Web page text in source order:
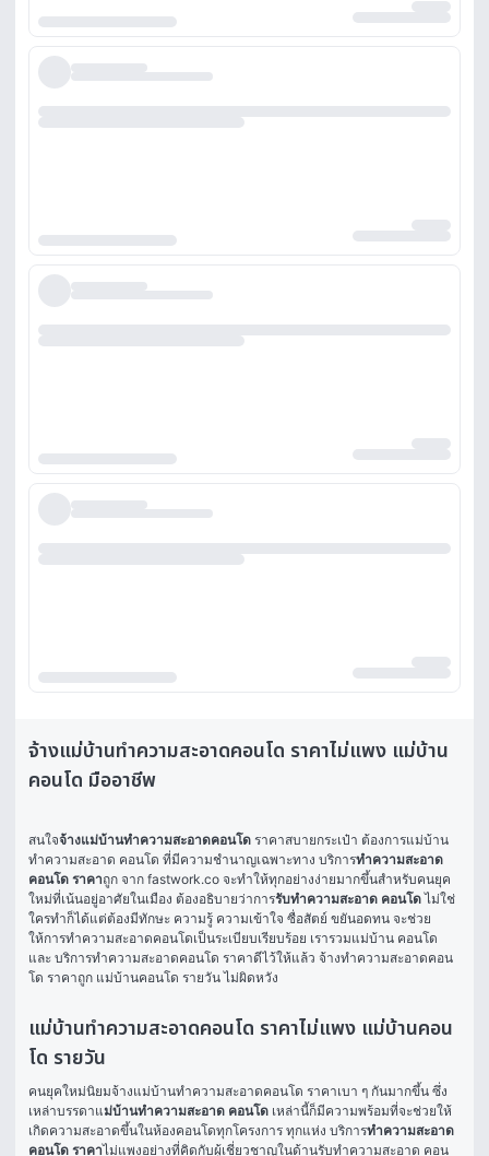
จ้างแม่บ้านทำความสะอาดคอนโด ราคาไม่แพง แม่บ้าน
คอนโด มืออาชีพ
สนใจจ้างแม่บ้านทำความสะอาดคอนโด ราคาสบายกระเป๋า ต้องการแม่บ้าน
ทำความสะอาด คอนโด ที่มีความชำนาญเฉพาะทาง บริการทำความสะอาด
คอนโด ราคาถูก จาก fastwork.co จะทำให้ทุกอย่างง่ายมากขึ้นสำหรับคนยุค
ใหม่ที่เน้นอยู่อาศัยในเมือง ต้องอธิบายว่าการรับทำความสะอาด คอนโด ไม่ใช่
ใครทำก็ได้แต่ต้องมีทักษะ ความรู้ ความเข้าใจ ซื่อสัตย์ ขยันอดทน จะช่วย
ให้การทำความสะอาดคอนโดเป็นระเบียบเรียบร้อย เรารวมแม่บ้าน คอนโด
และ บริการทำความสะอาดคอนโด ราคาดีไว้ให้แล้ว จ้างทำความสะอาดคอน
โด ราคาถูก แม่บ้านคอนโด รายวัน ไม่ผิดหวัง
แม่บ้านทำความสะอาดคอนโด ราคาไม่แพง แม่บ้านคอน
โด รายวัน
คนยุคใหม่นิยมจ้างแม่บ้านทำความสะอาดคอนโด ราคาเบา ๆ กันมากขึ้น ซึ่ง
เหล่าบรรดาแม่บ้านทำความสะอาด คอนโด เหล่านี้ก็มีความพร้อมที่จะช่วยให้
เกิดความสะอาดขึ้นในห้องคอนโดทุกโครงการ ทุกแห่ง บริการทำความสะอาด
คอนโด ราคาไม่แพงอย่างที่คิดกับผู้เชี่ยวชาญในด้านรับทำความสะอาด คอน